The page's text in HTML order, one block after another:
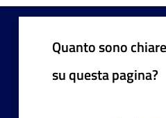
Quanto sono
su questa pagina?